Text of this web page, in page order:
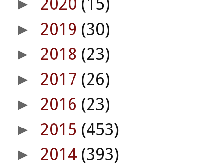
► 2020 (15)
► 2019 (30)
► 2018 (23)
► 2017 (26)
► 2016 (23)
► 2015 (453)
► 2014 (393)